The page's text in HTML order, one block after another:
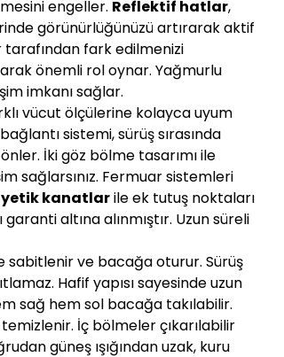
engeller. Reflektif hatlar,
görünürlüğünüzü artırarak aktif
fark edilmenizi
önemli rol oynar. Yağmurlu
imkanı sağlar.
vücut ölçülerine kolayca uyum
sistemi, sürüş sırasında
İki göz bölme tasarımı ile
sağlarsınız. Fermuar sistemleri
kanatlarile ek tutuş noktaları
altına alınmıştır. Uzun süreli
sabitlenir ve bacağa oturur. Sürüş
Hafif yapısı sayesinde uzun
sağ hem sol bacağa takılabilir.
İç bölmeler çıkarılabilir
güneş ışığından uzak, kuru